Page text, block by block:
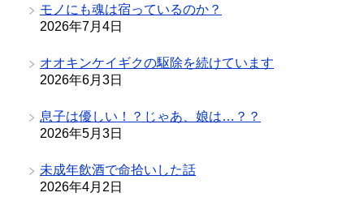
モノにも魂は宿っているのか？
2026年7月4日
オオキンケイギクの駆除を続けています
2026年6月3日
息子は優しい！？じゃあ、娘は…？？
2026年5月3日
未成年飲酒で命拾いした話
2026年4月2日